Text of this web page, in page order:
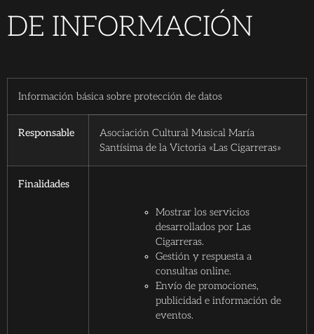
DE INFORMACIÓN
Información básica sobre protección de datos
Responsable
Asociación Cultural Musical María
Santísima de la Victoria «Las Cigarreras»
Finalidades
Mostrar los servicios
desarrollados por Las
Cigarreras.
Gestión y respuesta a
consultas online.
Envío de promociones,
publicidad e información de
eventos.